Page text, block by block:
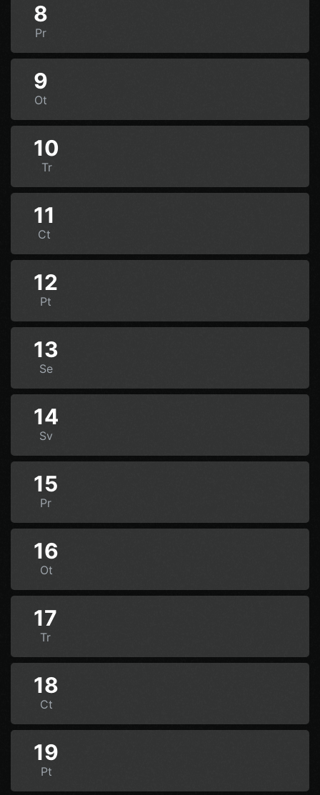
8
Pr
9
Ot
10
Tr
11
Ct
12
Pt
13
Se
14
Sv
15
Pr
16
Ot
17
Tr
18
Ct
19
Pt